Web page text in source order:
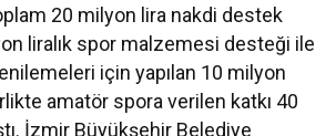
20 milyon lira nakdi destek
liralık spor malzemesi desteği ile
için yapılan 10 milyon
amatör spora verilen katkı 40
İzmir Büyükşehir Belediye